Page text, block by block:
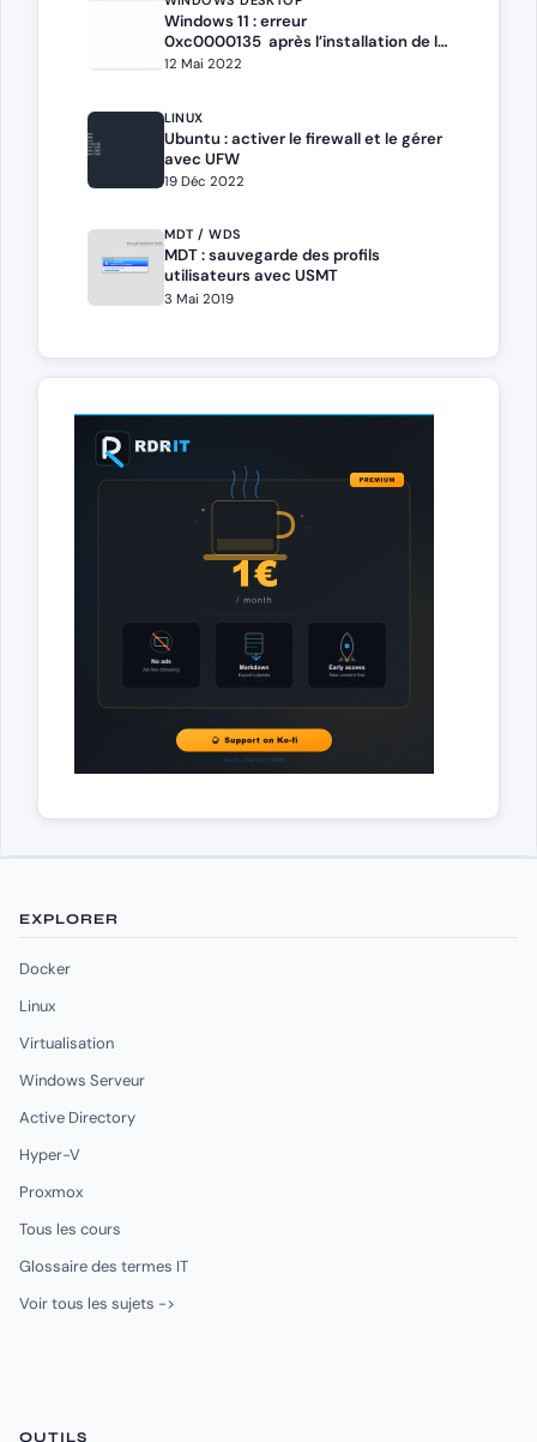
Windows 11 : erreur
0xc0000135 après l’installation de la
mise à jour KB5013943
12 Mai 2022
LINUX
Ubuntu : activer le firewall et le gérer
avec UFW
19 Déc 2022
MDT / WDS
MDT : sauvegarde des profils
utilisateurs avec USMT
3 Mai 2019
EXPLORER
Docker
Linux
Virtualisation
Windows Serveur
Active Directory
Hyper-V
Proxmox
Tous les cours
Glossaire des termes IT
Voir tous les sujets ->
OUTILS